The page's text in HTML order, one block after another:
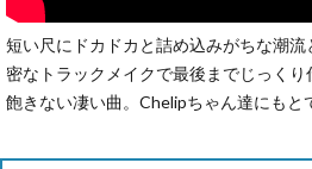
短い尺にドカドカと詰め込みがちな潮
密なトラックメイクで最後までじっく
飽きない凄い曲。Chelipちゃん達にもと